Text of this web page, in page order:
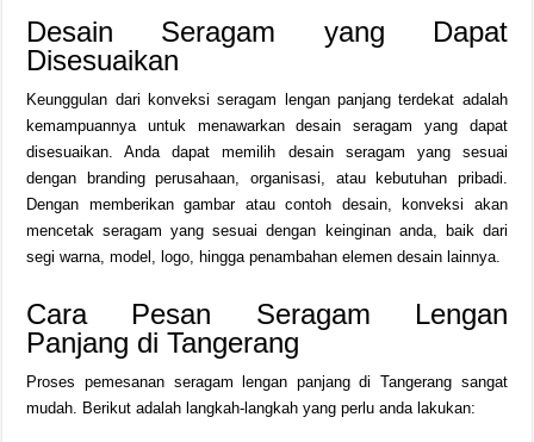
Desain Seragam yang Dapat
Disesuaikan
Keunggulan dari konveksi seragam lengan panjang terdekat adalah
kemampuannya untuk menawarkan desain seragam yang dapat
disesuaikan. Anda dapat memilih desain seragam yang sesuai
dengan branding perusahaan, organisasi, atau kebutuhan pribadi.
Dengan memberikan gambar atau contoh desain, konveksi akan
mencetak seragam yang sesuai dengan keinginan anda, baik dari
segi warna, model, logo, hingga penambahan elemen desain lainnya.
Cara Pesan Seragam Lengan
Panjang di Tangerang
Proses pemesanan seragam lengan panjang di Tangerang sangat
mudah. Berikut adalah langkah-langkah yang perlu anda lakukan: